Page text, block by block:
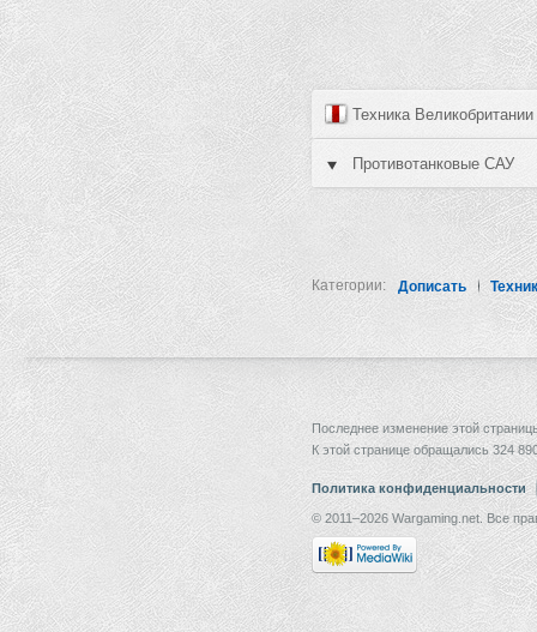
Техника Великобритании
Противотанковые САУ
Категории: Дописать
Последнее изменение этой
К этой странице обращались 324
Политика конфиденциальности
© 2011–2026 Wargaming.net. Все